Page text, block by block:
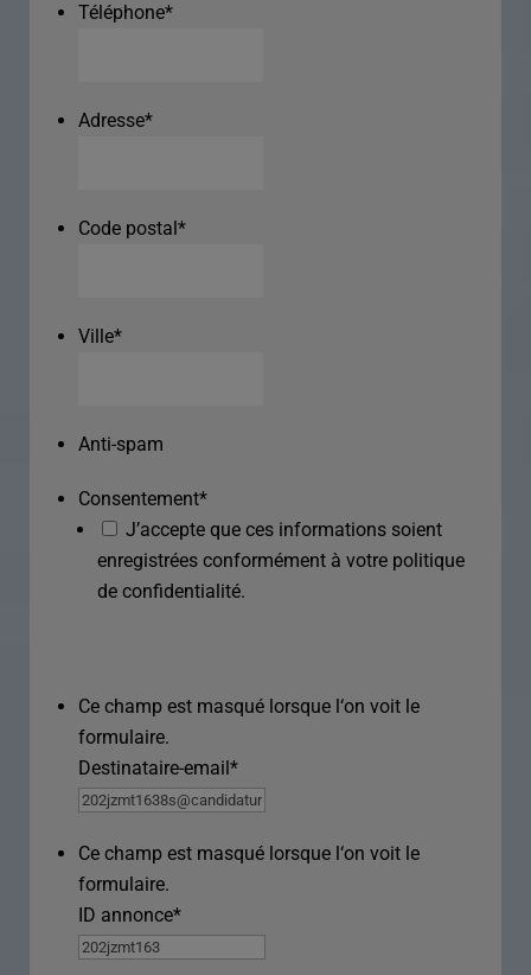
Téléphone*
Adresse*
Code postal*
Ville*
Anti-spam
Consentement*
J’accepte que ces informations soient
enregistrées conformément à votre politique
de confidentialité.
Ce champ est masqué lorsque l‘on voit le
formulaire.
Destinataire-email*
Ce champ est masqué lorsque l‘on voit le
formulaire.
ID annonce*